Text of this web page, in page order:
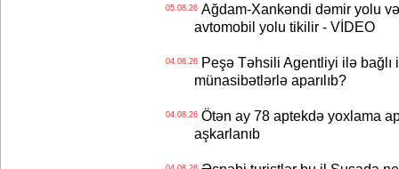
05.08.26Ağdam-Xankəndi dəmir yolu
avtomobil yolu tikilir - VİDEO
04.08.26Peşə Təhsili Agentliyi ilə bağlı
münasibətlərlə aparılıb?
04.08.26Ötən ay 78 aptekdə yoxlama
aşkarlanıb